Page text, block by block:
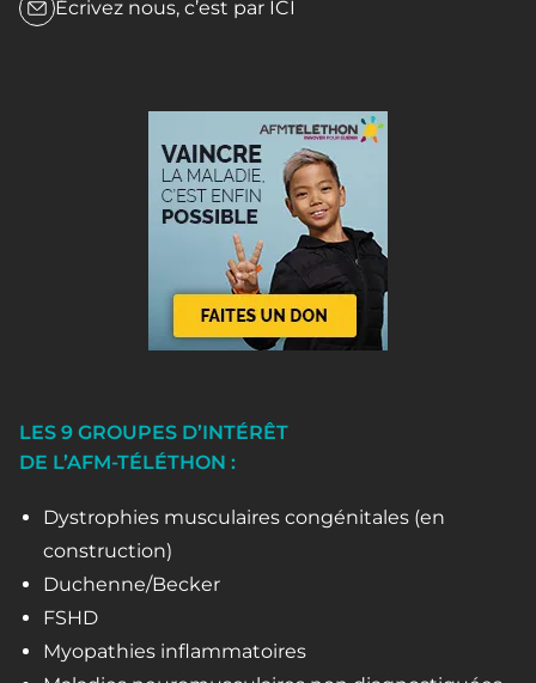
Écrivez nous, c’est par ICI
LES 9 GROUPES D’INTÉRÊT
DE L’AFM-TÉLÉTHON :
Dystrophies musculaires congénitales (en
construction)
Duchenne/Becker
FSHD
Myopathies inflammatoires